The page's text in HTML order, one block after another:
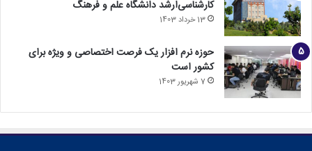
کارشناسی‌ارشد دانشگاه علم و فرهنگ
13 خرداد 1403
حوزه نرم افزار یک فرصت اختصاصی و ویژه برای
کشور است
7 شهریور 1403